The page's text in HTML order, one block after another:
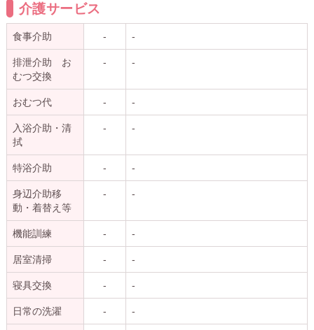
介護サービス
食事介助 - -
排泄介助 お
むつ交換
- -
おむつ代 - -
入浴介助・清
拭
- -
特浴介助 - -
身辺介助移
動・着替え等
- -
機能訓練 - -
居室清掃 - -
寝具交換 - -
日常の洗濯 - -